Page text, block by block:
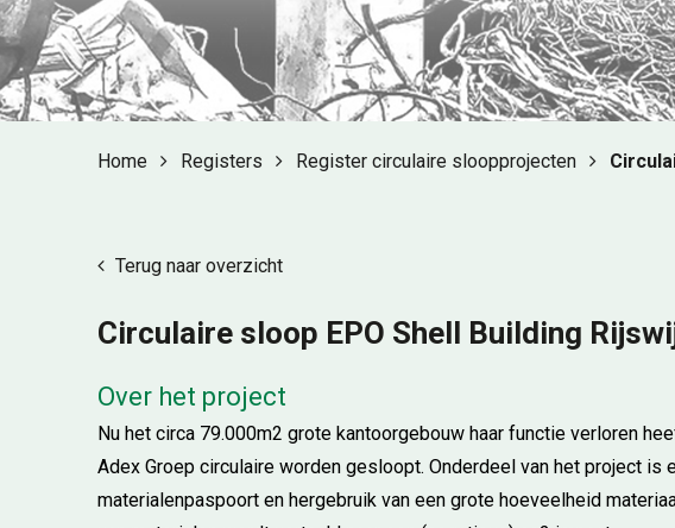
Home Registers Register circulaire sloopprojecten
Terug naar overzicht
Circulaire sloop EPO Shell Building
Over het project
Nu het circa 79.000m2 grote kantoorgebouw haar functie verloren
Adex Groep circulaire worden gesloopt. Onderdeel van het project is
materialenpaspoort en hergebruik van een grote hoeveelheid